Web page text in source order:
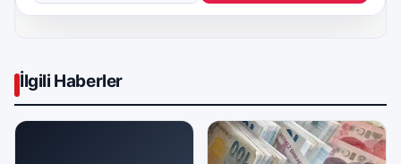
İlgili Haberler